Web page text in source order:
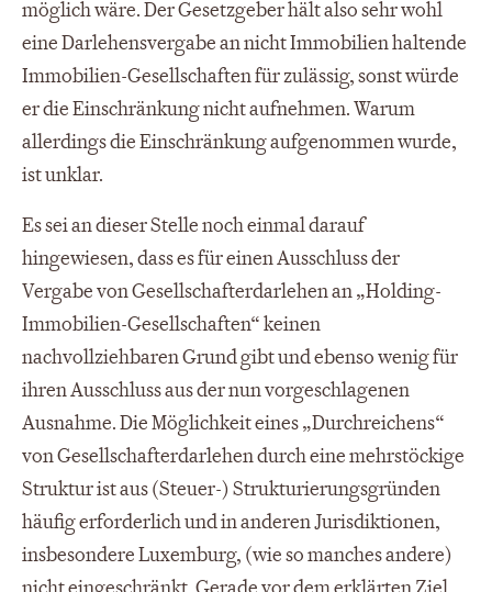
möglich wäre. Der Gesetzgeber hält also sehr wohl
eine Darlehensvergabe an nicht Immobilien haltende
Immobilien-Gesellschaften für zulässig, sonst würde
er die Einschränkung nicht aufnehmen. Warum
allerdings die Einschränkung aufgenommen wurde,
ist unklar.
Es sei an dieser Stelle noch einmal darauf
hingewiesen, dass es für einen Ausschluss der
Vergabe von Gesellschafterdarlehen an „Holding-
Immobilien-Gesellschaften“ keinen
nachvollziehbaren Grund gibt und ebenso wenig für
ihren Ausschluss aus der nun vorgeschlagenen
Ausnahme. Die Möglichkeit eines „Durchreichens“
von Gesellschafterdarlehen durch eine mehrstöckige
Struktur ist aus (Steuer-) Strukturierungsgründen
häufig erforderlich und in anderen Jurisdiktionen,
insbesondere Luxemburg, (wie so manches andere)